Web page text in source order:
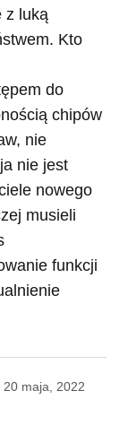
z luką
Kto
do
chipów
nie
nie jest
nowego
musieli
funkcji
20 maja, 2022